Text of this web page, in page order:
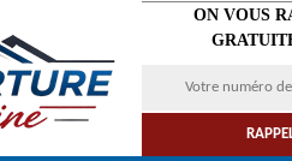
ON VOUS